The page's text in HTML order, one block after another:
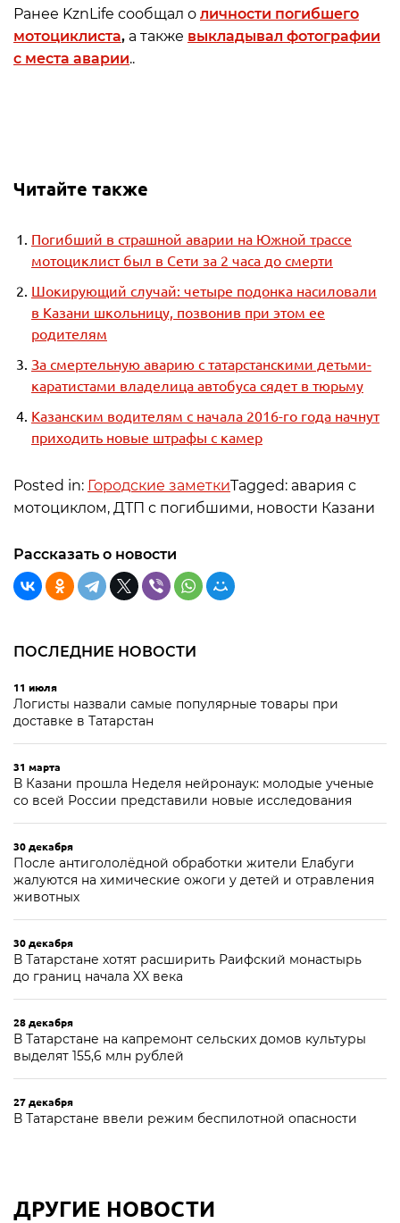
Ранее KznLife сообщал о личности погибшего
мотоциклиста, а также выкладывал фотографии
с места аварии..
Читайте также
Погибший в страшной аварии на Южной трассе
мотоциклист был в Сети за 2 часа до смерти
Шокирующий случай: четыре подонка насиловали
в Казани школьницу, позвонив при этом ее
родителям
За смертельную аварию с татарстанскими детьми-
каратистами владелица автобуса сядет в тюрьму
Казанским водителям с начала 2016-го года начнут
приходить новые штрафы с камер
Posted in: Городские заметкиTagged: авария с
мотоциклом, ДТП с погибшими, новости Казани
Рассказать о новости
ПОСЛЕДНИЕ НОВОСТИ
11 июля
Логисты назвали самые популярные товары при
доставке в Татарстан
31 марта
В Казани прошла Неделя нейронаук: молодые ученые
со всей России представили новые исследования
30 декабря
После антигололёдной обработки жители Елабуги
жалуются на химические ожоги у детей и отравления
животных
30 декабря
В Татарстане хотят расширить Раифский монастырь
до границ начала XX века
28 декабря
В Татарстане на капремонт сельских домов культуры
выделят 155,6 млн рублей
27 декабря
В Татарстане ввели режим беспилотной опасности
ДРУГИЕ НОВОСТИ